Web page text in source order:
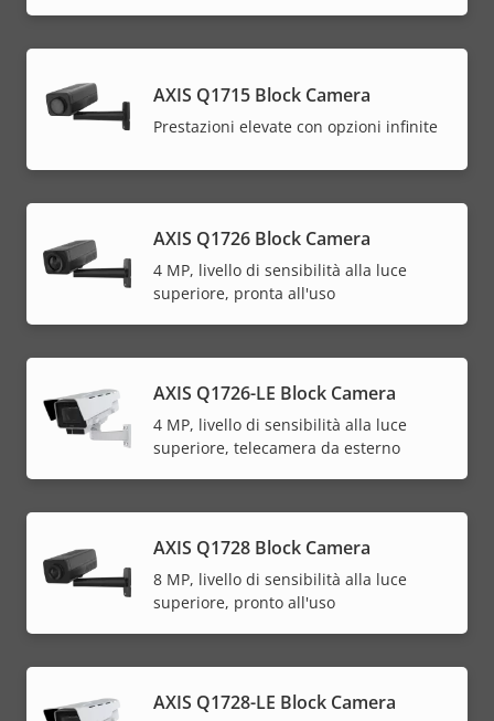
AXIS Q1715 Block Camera
Prestazioni elevate con opzioni infinite
AXIS Q1726 Block Camera
4 MP, livello di sensibilità alla luce
superiore, pronta all'uso
AXIS Q1726-LE Block Camera
4 MP, livello di sensibilità alla luce
superiore, telecamera da esterno
AXIS Q1728 Block Camera
8 MP, livello di sensibilità alla luce
superiore, pronto all'uso
AXIS Q1728-LE Block Camera